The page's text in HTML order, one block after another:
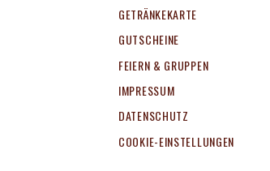
GETRÄNKEKARTE
GUTSCHEINE
FEIERN & GRUPPEN
IMPRESSUM
DATENSCHUTZ
COOKIE-EINSTELLUNGEN